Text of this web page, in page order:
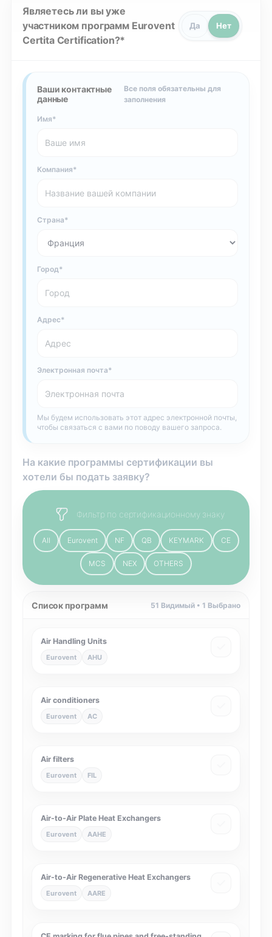
Являетесь ли вы уже
участником программ Eurovent
Certita Certification?
Да Нет
Ваши контактные
данные
Все поля обязательны для
заполнения
Имя
Компания
Страна
Город
Адрес
Электронная почта
Мы будем использовать этот адрес электронной почты,
чтобы связаться с вами по поводу вашего запроса.
На какие программы сертификации вы
хотели бы подать заявку?
Фильтр по сертификационному знаку
All Eurovent NF QB KEYMARK CE
MCS NEX OTHERS
Список программ 51 Видимый •1 Выбрано
Air Handling Units
Eurovent AHU
Air conditioners
Eurovent AC
Air filters
Eurovent FIL
Air-to-Air Plate Heat Exchangers
Eurovent AAHE
Air-to-Air Regenerative Heat Exchangers
Eurovent AARE